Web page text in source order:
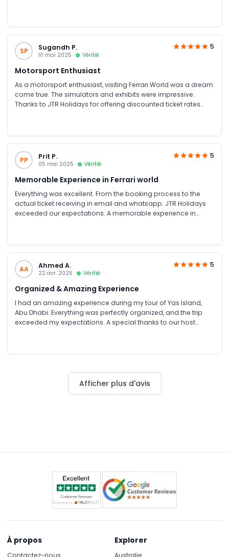
SP Sugandh P.
10 mai 2025 Vérifié
5
Motorsport Enthusiast
As a motorsport enthusiast, visiting Ferrari World was a dream
come true. The simulators and exhibits were impressive.
Thanks to JTR Holidays for offering discounted ticket rates
PP Prit P.
05 mai 2025 Vérifié
5
Memorable Experience in Ferrari world
Everything was excellent. From the booking process to the
actual ticket receiving in email and whatsapp. JTR Holidays
exceeded our expectations. A memorable experience in
AA Ahmed A.
22 avr. 2025 Vérifié
5
Organized & Amazing Experience
I had an amazing experience during my tour of Yas Island,
Abu Dhabi. Everything was perfectly organized, and the trip
exceeded my expectations. A special thanks to our host
made the experience enjoyable.
Afficher plus d'avis
À propos Explorer